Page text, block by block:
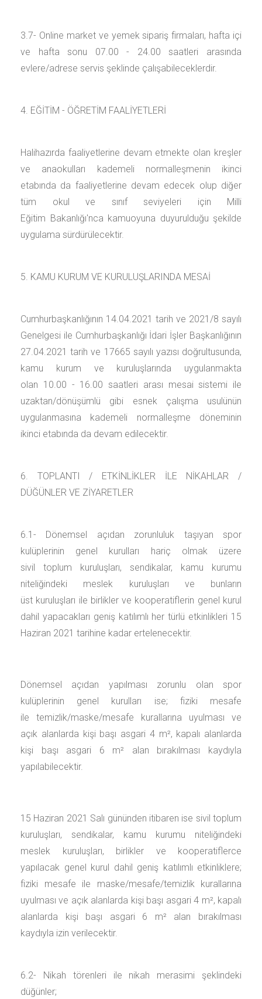
3.7- Online market ve yemek sipariş firmaları, hafta içi
ve hafta sonu 07.00 - 24.00 saatleri arasında
evlere/adrese servis şeklinde çalışabileceklerdir.
4. EĞİTİM - ÖĞRETİM FAALİYETLERİ
Halihazırda faaliyetlerine devam etmekte olan kreşler
ve anaokulları kademeli normalleşmenin ikinci
etabında da faaliyetlerine devam edecek olup diğer
tüm okul ve sınıf seviyeleri için Milli
Eğitim Bakanlığı'nca kamuoyuna duyurulduğu şekilde
uygulama sürdürülecektir.
5. KAMU KURUM VE KURULUŞLARINDA MESAİ
Cumhurbaşkanlığının 14.04.2021 tarih ve 2021/8 sayılı
Genelgesi ile Cumhurbaşkanlığı İdari İşler Başkanlığının
27.04.2021 tarih ve 17665 sayılı yazısı doğrultusunda,
kamu kurum ve kuruluşlarında uygulanmakta
olan 10.00 - 16.00 saatleri arası mesai sistemi ile
uzaktan/dönüşümlü gibi esnek çalışma usulünün
uygulanmasına kademeli normalleşme döneminin
ikinci etabında da devam edilecektir.
6. TOPLANTI / ETKİNLİKLER İLE NİKAHLAR /
DÜĞÜNLER VE ZİYARETLER
6.1- Dönemsel açıdan zorunluluk taşıyan spor
kulüplerinin genel kurulları hariç olmak üzere
sivil toplum kuruluşları, sendikalar, kamu kurumu
niteliğindeki meslek kuruluşları ve bunların
üst kuruluşları ile birlikler ve kooperatiflerin genel kurul
dahil yapacakları geniş katılımlı her türlü etkinlikleri 15
Haziran 2021 tarihine kadar ertelenecektir.
Dönemsel açıdan yapılması zorunlu olan spor
kulüplerinin genel kurulları ise; fiziki mesafe
ile temizlik/maske/mesafe kurallarına uyulması ve
açık alanlarda kişi başı asgari 4 m², kapalı alanlarda
kişi başı asgari 6 m² alan bırakılması kaydıyla
yapılabilecektir.
15 Haziran 2021 Salı gününden itibaren ise sivil toplum
kuruluşları, sendikalar, kamu kurumu niteliğindeki
meslek kuruluşları, birlikler ve kooperatiflerce
yapılacak genel kurul dahil geniş katılımlı etkinliklere;
fiziki mesafe ile maske/mesafe/temizlik kurallarına
uyulması ve açık alanlarda kişi başı asgari 4 m², kapalı
alanlarda kişi başı asgari 6 m² alan bırakılması
kaydıyla izin verilecektir.
6.2- Nikah törenleri ile nikah merasimi şeklindeki
düğünler;